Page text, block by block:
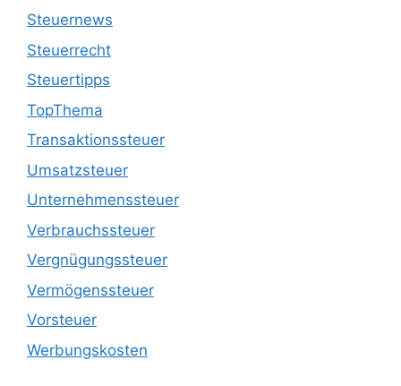
Steuernews
Steuerrecht
Steuertipps
TopThema
Transaktionssteuer
Umsatzsteuer
Unternehmenssteuer
Verbrauchssteuer
Vergnügungssteuer
Vermögenssteuer
Vorsteuer
Werbungskosten